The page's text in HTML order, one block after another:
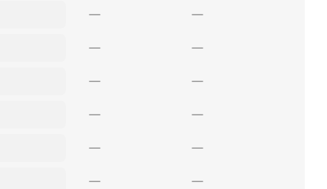
— —
— —
— —
— —
— —
— —